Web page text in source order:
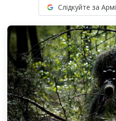
Слідкуйте за